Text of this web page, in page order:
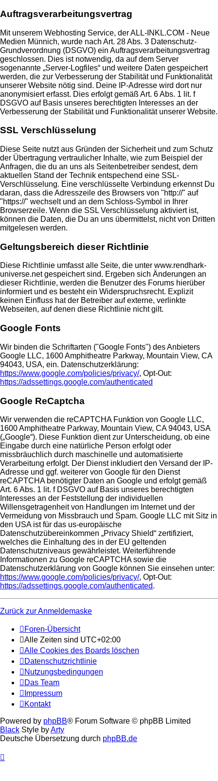
Auftragsverarbeitungsvertrag
Mit unserem Webhosting Service, der ALL-INKL.COM - Neue
Medien Münnich, wurde nach Art. 28 Abs. 3 Datenschutz-
Grundverordnung (DSGVO) ein Auftragsverarbeitungsvertrag
geschlossen. Dies ist notwendig, da auf dem Server
sogenannte „Server-Logfiles“ und weitere Daten gespeichert
werden, die zur Verbesserung der Stabilität und Funktionalität
unserer Website nötig sind. Deine IP-Adresse wird dort nur
anonymisiert erfasst. Dies erfolgt gemäß Art. 6 Abs. 1 lit. f
DSGVO auf Basis unseres berechtigten Interesses an der
Verbesserung der Stabilität und Funktionalität unserer Website.
SSL Verschlüsselung
Diese Seite nutzt aus Gründen der Sicherheit und zum Schutz
der Übertragung vertraulicher Inhalte, wie zum Beispiel der
Anfragen, die du an uns als Seitenbetreiber sendest, dem
aktuellen Stand der Technik entspechend eine SSL-
Verschlüsselung. Eine verschlüsselte Verbindung erkennst Du
daran, dass die Adresszeile des Browsers von "http://" auf
"https://" wechselt und an dem Schloss-Symbol in Ihrer
Browserzeile. Wenn die SSL Verschlüsselung aktiviert ist,
können die Daten, die Du an uns übermittelst, nicht von Dritten
mitgelesen werden.
Geltungsbereich dieser Richtlinie
Diese Richtlinie umfasst alle Seite, die unter www.rendhark-
universe.net gespeichert sind. Ergeben sich Änderungen an
dieser Richtlinie, werden die Benutzer des Forums hierüber
informiert und es besteht ein Widerspruchsrecht. Explizit
keinen Einfluss hat der Betreiber auf externe, verlinkte
Webseiten, auf denen diese Richtlinie nicht gilt.
Google Fonts
Wir binden die Schriftarten ("Google Fonts") des Anbieters
Google LLC, 1600 Amphitheatre Parkway, Mountain View, CA
94043, USA, ein. Datenschutzerklärung:
https://www.google.com/policies/privacy/, Opt-Out:
https://adssettings.google.com/authenticated
Google ReCaptcha
Wir verwenden die reCAPTCHA Funktion von Google LLC,
1600 Amphitheatre Parkway, Mountain View, CA 94043, USA
(„Google“). Diese Funktion dient zur Unterscheidung, ob eine
Eingabe durch eine natürliche Person erfolgt oder
missbräuchlich durch maschinelle und automatisierte
Verarbeitung erfolgt. Der Dienst inkludiert den Versand der IP-
Adresse und ggf. weiterer von Google für den Dienst
reCAPTCHA benötigter Daten an Google und erfolgt gemäß
Art. 6 Abs. 1 lit. f DSGVO auf Basis unseres berechtigten
Interesses an der Feststellung der individuellen
Willensgetragenheit von Handlungen im Internet und der
Vermeidung von Missbrauch und Spam. Google LLC mit Sitz in
den USA ist für das us-europäische
Datenschutzübereinkommen „Privacy Shield“ zertifiziert,
welches die Einhaltung des in der EU geltenden
Datenschutzniveaus gewährleistet. Weiterführende
Informationen zu Google reCAPTCHA sowie die
Datenschutzerklärung von Google können Sie einsehen unter:
https://www.google.com/policies/privacy/, Opt-Out:
https://adssettings.google.com/authenticated.
Zurück zur Anmeldemaske
Foren-Übersicht
Alle Zeiten sind UTC+02:00
Alle Cookies des Boards löschen
Datenschutzrichtlinie
Nutzungsbedingungen
Das Team
Impressum
Kontakt
Powered by phpBB® Forum Software © phpBB Limited
Black Style byArty
Deutsche Übersetzung durch phpBB.de